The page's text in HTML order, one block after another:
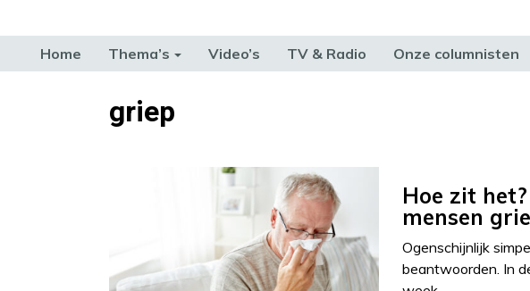
Home Thema’s Video’s TV & Radio Onze columnisten
TERUG NAAR TOEN
griep
Hoe zit
mensen
Ogenschijnlijk
beantwoorden. In